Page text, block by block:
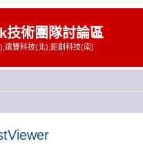
技術團隊討論區
遠豐科技(北),鉅創科技(南)